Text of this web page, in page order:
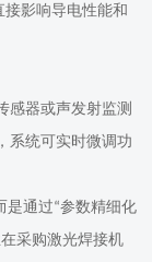
影响导电性能和
感器或声发射监测
系统可实时微调功
是通过“参数精细化
采购激光焊接机